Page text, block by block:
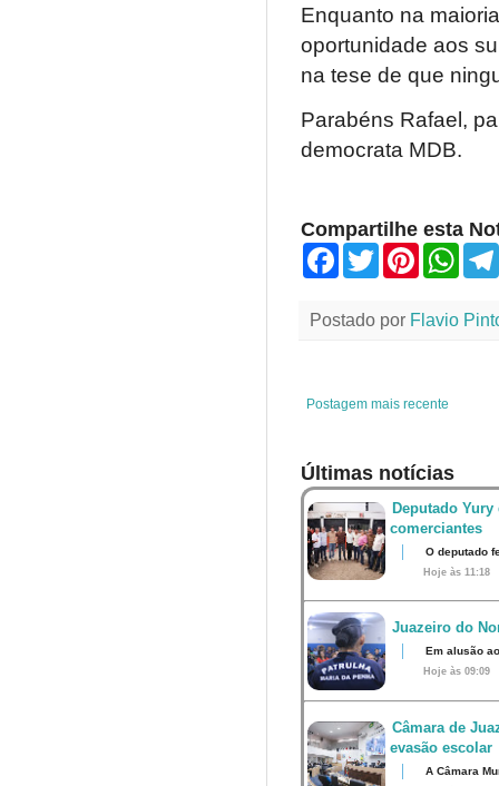
Enquanto na
oportunidade aos
na tese de que
Parabéns Rafael,
democrata MDB.
Compartilhe esta
F
b
T
w
P
e
W
s
Postado por Flavio
Postagem mais recente
Últimas notícias
Deputado
comerciantes
O deputado
Hoje às 11:18
Juazeiro do
Em alusão
Hoje às 09:09
Câmara de
evasão escolar
A Câmara